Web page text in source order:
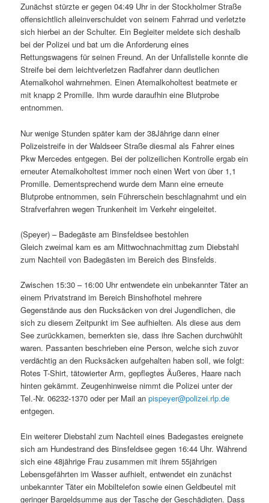
Zunächst stürzte er gegen 04:49 Uhr in der Stockholmer Straße
offensichtlich alleinverschuldet von seinem Fahrrad und verletzte
sich hierbei an der Schulter. Ein Begleiter meldete sich deshalb
bei der Polizei und bat um die Anforderung eines
Rettungswagens für seinen Freund. An der Unfallstelle konnte die
Streife bei dem leichtverletzen Radfahrer dann deutlichen
Atemalkohol wahrnehmen. Einen Atemalkoholtest beatmete er
mit knapp 2 Promille. Ihm wurde daraufhin eine Blutprobe
entnommen.
Nur wenige Stunden später kam der 38Jährige dann einer
Polizeistreife in der Waldseer Straße diesmal als Fahrer eines
Pkw Mercedes entgegen. Bei der polizeilichen Kontrolle ergab ein
erneuter Atemalkoholtest immer noch einen Wert von über 1,1
Promille. Dementsprechend wurde dem Mann eine erneute
Blutprobe entnommen, sein Führerschein beschlagnahmt und ein
Strafverfahren wegen Trunkenheit im Verkehr eingeleitet.
(Speyer) – Badegäste am Binsfeldsee bestohlen
Gleich zweimal kam es am Mittwochnachmittag zum Diebstahl
zum Nachteil von Badegästen im Bereich des Binsfelds.
Zwischen 15:30 – 16:00 Uhr entwendete ein unbekannter Täter an
einem Privatstrand im Bereich Binshofhotel mehrere
Gegenstände aus den Rucksäcken von drei Jugendlichen, die
sich zu diesem Zeitpunkt im See aufhielten. Als diese aus dem
See zurückkamen, bemerkten sie, dass ihre Sachen durchwühlt
waren. Passanten beschrieben eine Person, welche sich zuvor
verdächtig an den Rucksäcken aufgehalten haben soll, wie folgt:
Rotes T-Shirt, tätowierter Arm, gepflegtes Äußeres, Haare nach
hinten gekämmt. Zeugenhinweise nimmt die Polizei unter der
Tel.-Nr. 06232-1370 oder per Mail anpispeyer@polizei.rlp.de
entgegen.
Ein weiterer Diebstahl zum Nachteil eines Badegastes ereignete
sich am Hundestrand des Binsfeldsee gegen 16:44 Uhr. Während
sich eine 48jährige Frau zusammen mit ihrem 55jährigen
Lebensgefährten im Wasser aufhielt, entwendet ein zunächst
unbekannter Täter ein Mobiltelefon sowie einen Geldbeutel mit
geringer Bargeldsumme aus der Tasche der Geschädigten. Dass